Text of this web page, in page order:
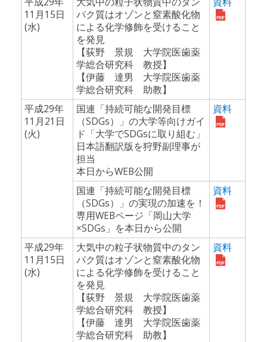
11月15日
(水)
パク質はオゾンと窒素酸化物
による化学修飾を受けること
を発見
【荻野 景規 大学院医歯薬
学総合研究科 教授】
【伊藤 達男 大学院医歯薬
学総合研究科 助教】
平成29年
11月21日
(火)
国連「持続可能な開発目標
（SDGs）」の大学等向けガイ
ド「大学でSDGsに取り組む」
日本語翻訳版を狩野副理事が
担当
本日からWEB公開
資料
国連「持続可能な開発目標
（SDGs）」の実現の加速を！
専用WEBページ「岡山大学
×SDGs」を本日から公開
資料
平成29年
11月15日
(水)
大気中の粒子状物質中のタン
パク質はオゾンと窒素酸化物
による化学修飾を受けること
を発見
【荻野 景規 大学院医歯薬
学総合研究科 教授】
【伊藤 達男 大学院医歯薬
学総合研究科 助教】
資料